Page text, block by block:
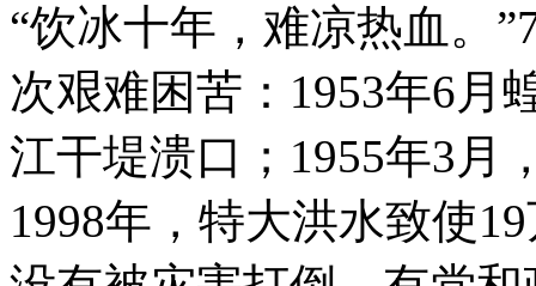
“饮冰十年，难凉热血。
次艰难困苦：1953年6月
江干堤溃口；1955年3月
1998年，特大洪水致使